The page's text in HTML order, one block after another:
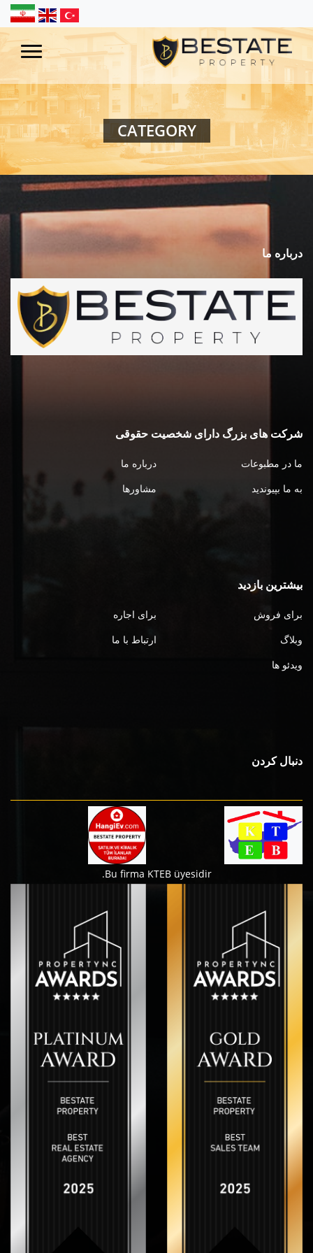
CATEGORY
درباره ما
شرکت های بزرگ دارای شخصیت حقوقی
ما در مطبوعات
درباره ما
به ما بپیوندید
مشاورها
بیشترین بازدید
برای فروش
برای اجاره
وبلاگ
ارتباط با ما
ویدئو ها
دنبال کردن
Bu firma KTEB üyesidir.